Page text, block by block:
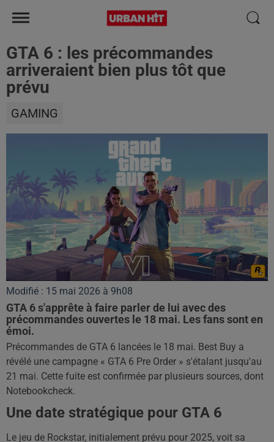
GTA 6 : les précommandes
arriveraient bien plus tôt que
prévu
GAMING
Modifié : 15 mai 2026 à 9h08
GTA 6 s'apprête à faire parler de lui avec des
précommandes ouvertes le 18 mai. Les fans sont en
émoi.
Précommandes de GTA 6 lancées le 18 mai. Best Buy a
révélé une campagne « GTA 6 Pre Order » s'étalant jusqu'au
21 mai. Cette fuite est confirmée par plusieurs sources, dont
Notebookcheck.
Une date stratégique pour GTA 6
Le jeu de Rockstar, initialement prévu pour 2025, voit sa